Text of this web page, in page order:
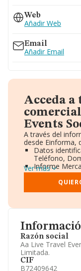
Razón social
Aa Live Travel
Limitada.
CIF
B72409642
Web
Añadir Web
Email
Añadir Email
Acceda
Events
A través del
desde Einforma,
Datos
Teléfono,
Informe
Gráficos de
Consejo de
Directivos y
Información
Ver más